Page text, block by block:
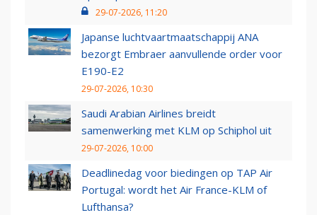
29-07-2026, 11:20
Japanse luchtvaartmaatschappij ANA
bezorgt Embraer aanvullende order voor
E190-E2
29-07-2026, 10:30
Saudi Arabian Airlines breidt
samenwerking met KLM op Schiphol uit
29-07-2026, 10:00
Deadlinedag voor biedingen op TAP Air
Portugal: wordt het Air France-KLM of
Lufthansa?